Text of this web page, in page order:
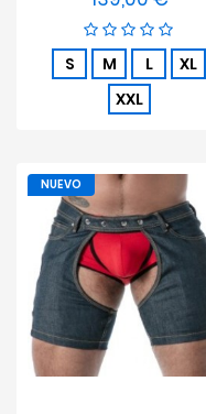
S M L
XL
XXL
NUEVO